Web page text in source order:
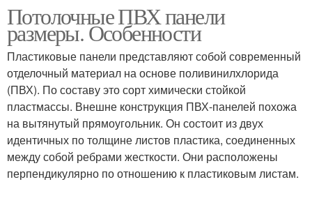
Потолочные ПВХ панели
размеры. Особенности
Пластиковые панели представляют собой современный
отделочный материал на основе поливинилхлорида
(ПВХ). По составу это сорт химически стойкой
пластмассы. Внешне конструкция ПВХ-панелей похожа
на вытянутый прямоугольник. Он состоит из двух
идентичных по толщине листов пластика, соединенных
между собой ребрами жесткости. Они расположены
перпендикулярно по отношению к пластиковым листам.